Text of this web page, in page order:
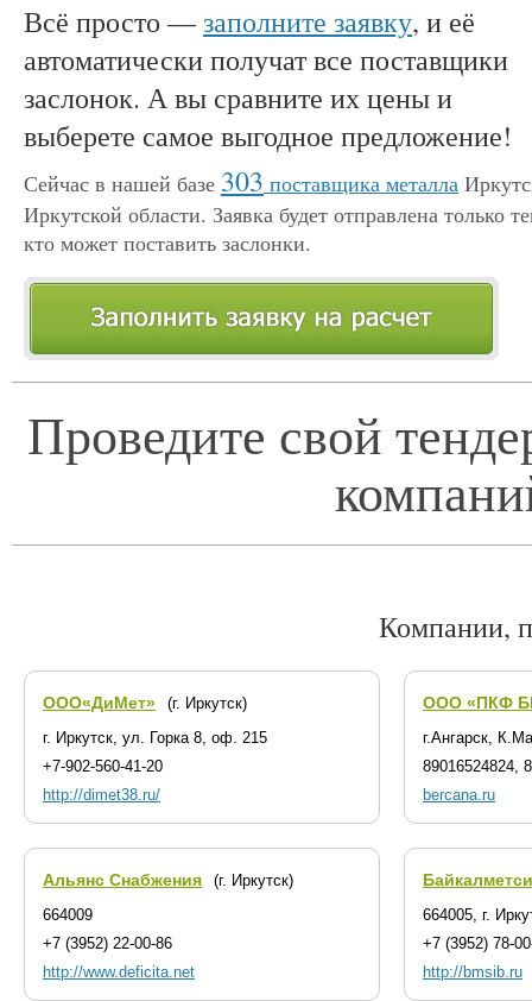
Всё просто —заполните заявку, и её
автоматически получат все поставщики
заслонок. А вы сравните их цены и
выберете самое выгодное предложение!
Сейчас в нашей базе 303 поставщика металла
Иркутской области. Заявка будет отправлена только
кто может поставить заслонки.
Проведите свой
Компании,
ООО«ДиМет»
(г. Иркутск)
г. Иркутск, ул. Горка 8, оф. 215
+7-902-560-41-20
http://dimet38.ru/
ООО «ПКФ
г.Ангарск,
89016524824,
bercana.ru
Альянс Снабжения
(г. Иркутск)
664009
+7 (3952) 22-00-86
http://www.deficita.net
664005, г.
+7 (3952) 78-
http://bmsib.ru